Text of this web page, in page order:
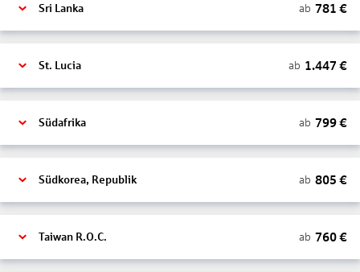
Sri Lanka ab 781 €
St. Lucia ab 1.447 €
Südafrika ab 799€
Südkorea, Republik ab 805 €
Taiwan R.O.C. ab 760€